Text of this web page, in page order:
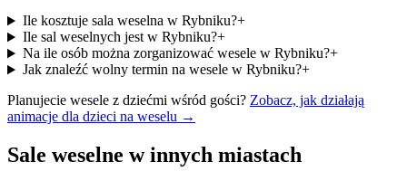
Ile kosztuje sala weselna w Rybniku?+
Ile sal weselnych jest w Rybniku?+
Na ile osób można zorganizować wesele w Rybniku?+
Jak znaleźć wolny termin na wesele w Rybniku?+
Planujecie wesele z dziećmi wśród gości? Zobacz, jak działają
animacje dla dzieci na weselu →
Sale weselne w innych miastach